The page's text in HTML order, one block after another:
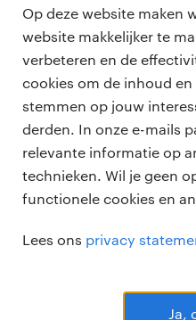
Op deze website maken
website makkelijker te
verbeteren en de
cookies om de inhoud
stemmen op jouw
derden. In onze e-mails
relevante informatie op
technieken. Wil je geen
functionele cookies en
Lees ons privacy
Ja,